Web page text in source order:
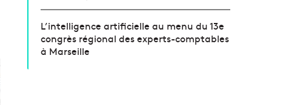
L’intelligence artificielle au menu du 13e
congrès régional des experts-comptables
à Marseille